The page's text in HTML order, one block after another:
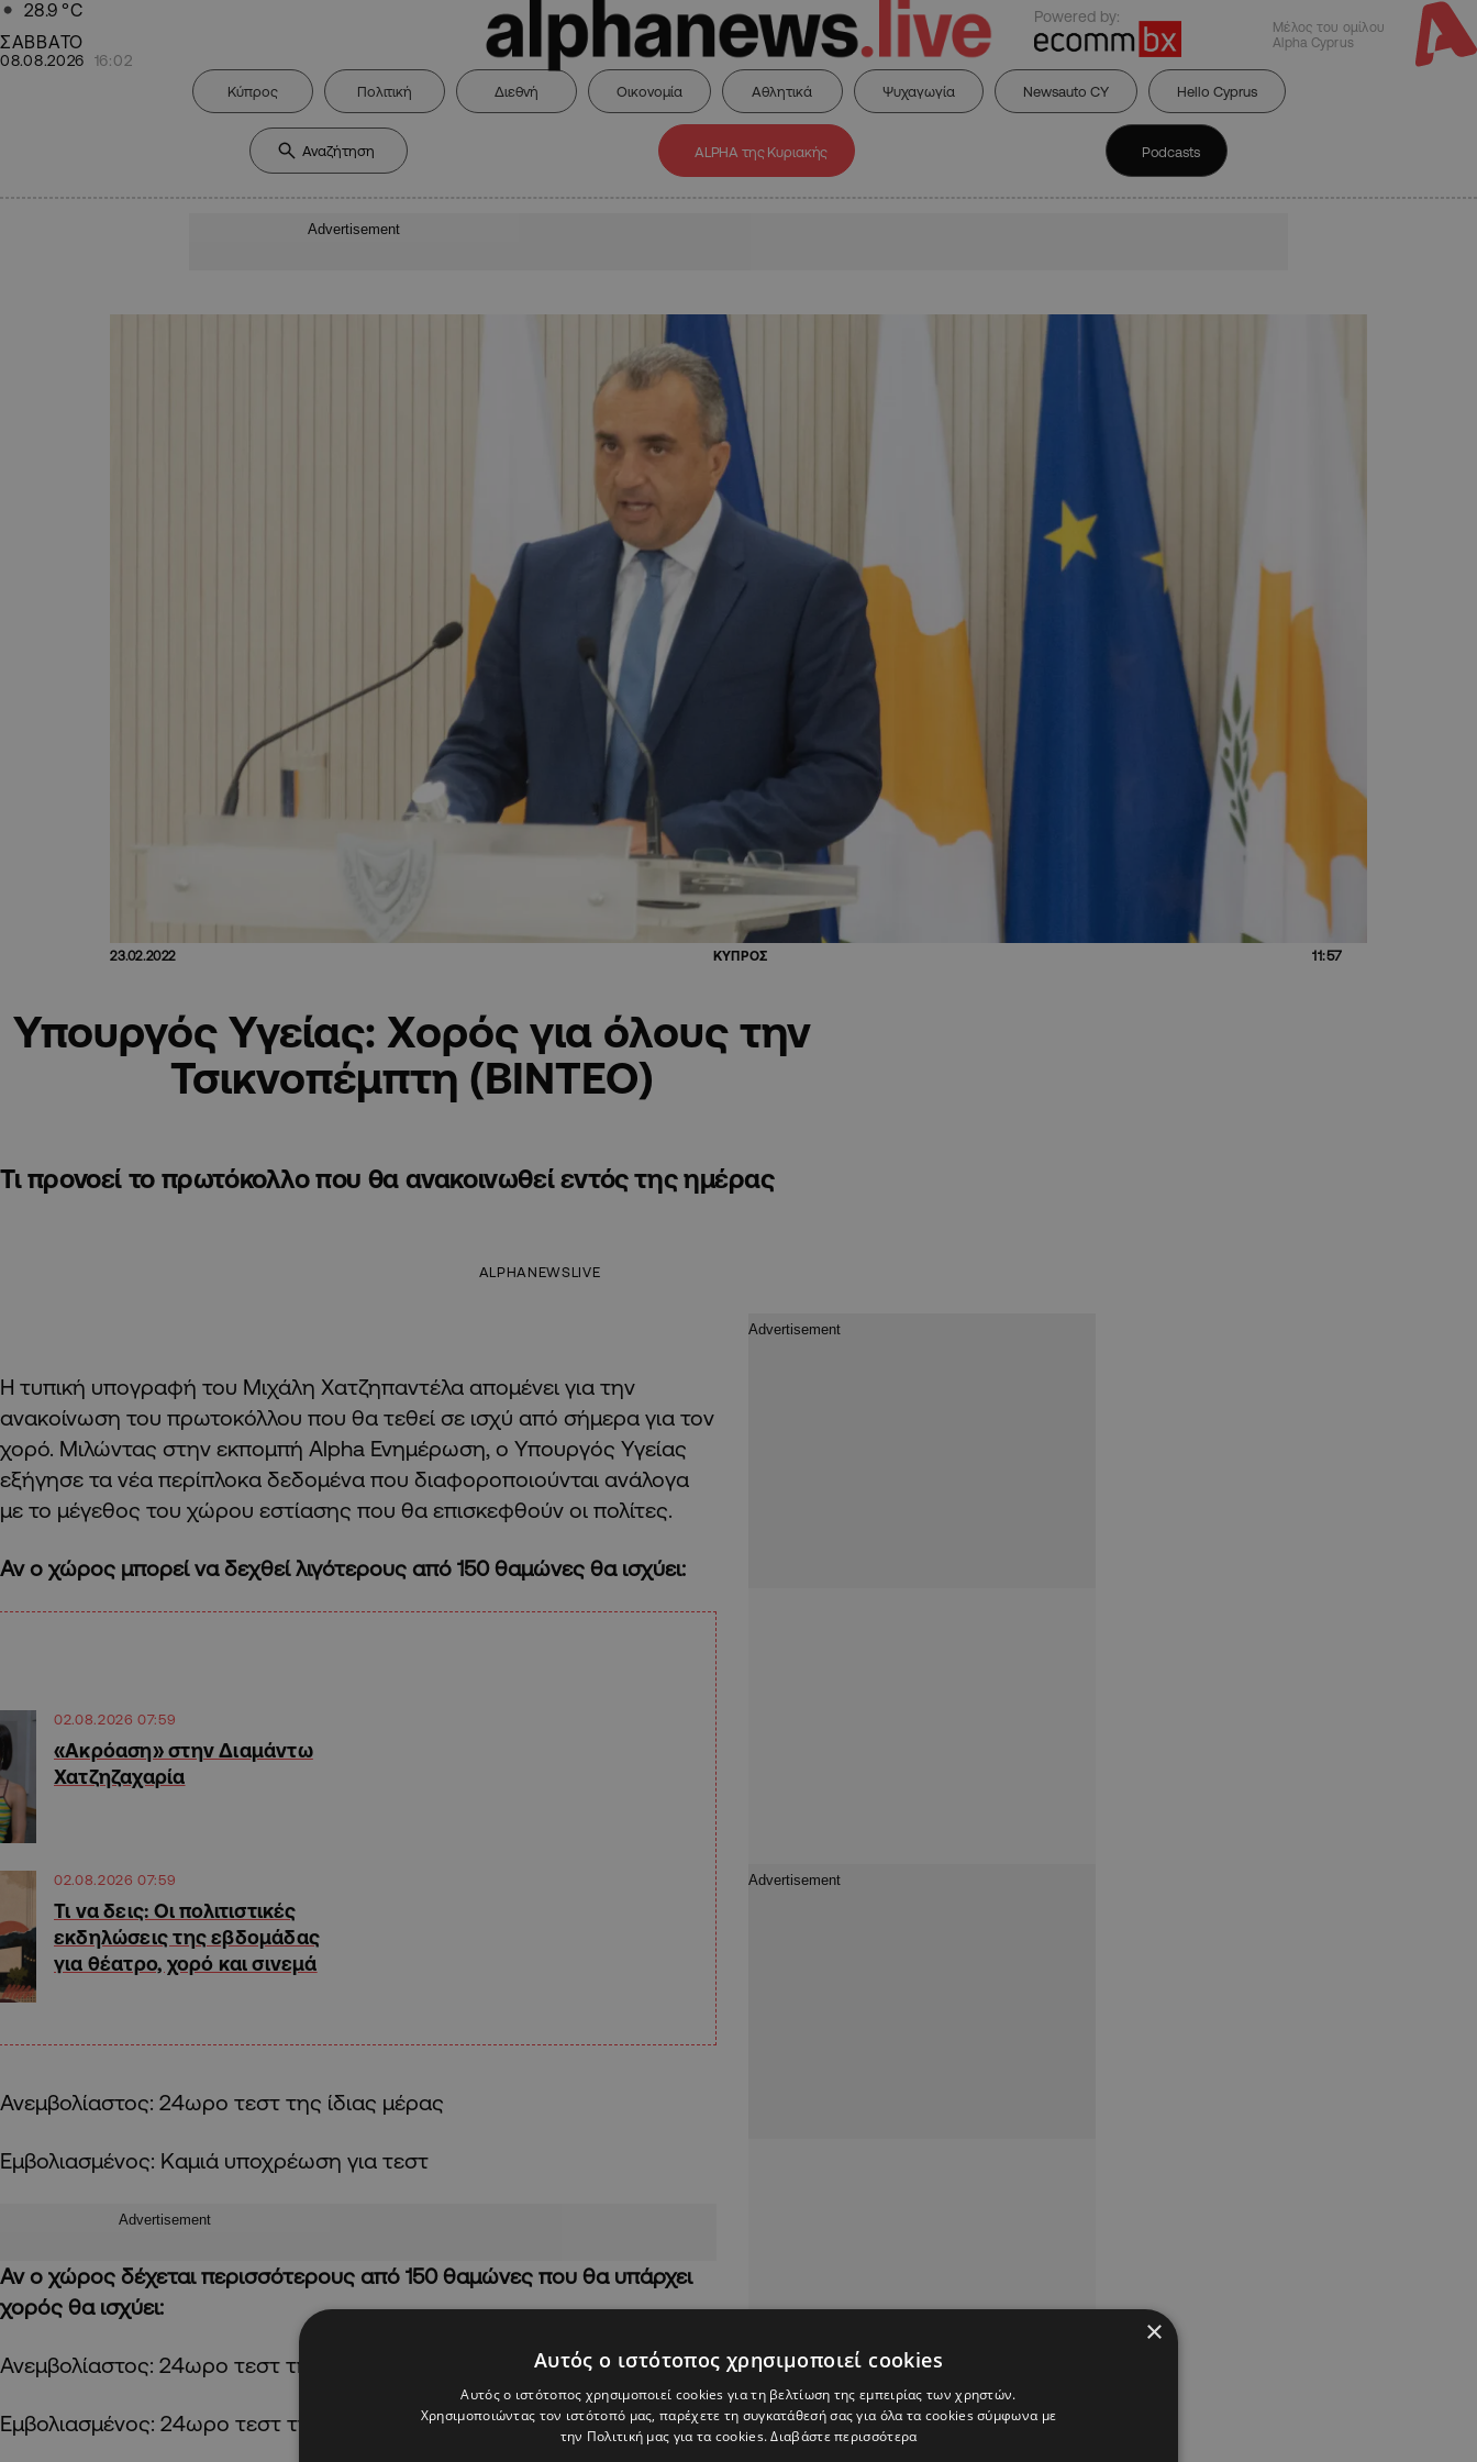
28.9 °C
ΣΑΒΒΑΤΟ
08.08.2026 16:02
Powered by:
Μέλος του ομίλου
Alpha Cyprus
Κύπρος Πολιτική Διεθνή Οικονομία Αθλητικά Ψυχαγωγία Newsauto CY Hello Cyprus
ALPHA της Κυριακής Podcasts
Advertisement
23.02.2022 ΚΥΠΡΟΣ 11:57
Υπουργός Υγείας: Χορός για όλους την
Τσικνοπέμπτη (ΒΙΝΤΕΟ)
Τι προνοεί το πρωτόκολλο που θα ανακοινωθεί εντός της ημέρας
ALPHANEWSLIVE
Η τυπική υπογραφή του Μιχάλη Χατζηπαντέλα απομένει για την
ανακοίνωση του πρωτοκόλλου που θα τεθεί σε ισχύ από σήμερα για τον
χορό. Μιλώντας στην εκπομπή Alpha Ενημέρωση, ο Υπουργός Υγείας
εξήγησε τα νέα περίπλοκα δεδομένα που διαφοροποιούνται ανάλογα
με το μέγεθος του χώρου εστίασης που θα επισκεφθούν οι πολίτες.
Αν ο χώρος μπορεί να δεχθεί λιγότερους από 150 θαμώνες θα ισχύει:
02.08.2026 07:59
«Ακρόαση» στην Διαμάντω
Χατζηζαχαρία
02.08.2026 07:59
Τι να δεις: Οι πολιτιστικές
εκδηλώσεις της εβδομάδας
για θέατρο, χορό και σινεμά
Ανεμβολίαστος: 24ωρο τεστ της ίδιας μέρας
Εμβολιασμένος: Καμιά υποχρέωση για τεστ
Advertisement
Αν ο χώρος δέχεται περισσότερους από 150 θαμώνες που θα υπάρχει
χορός θα ισχύει:
Ανεμβολίαστος: 24ωρο τεστ της ίδιας μέρας
Εμβολιασμένος: 24ωρο τεστ της ίδιας μέρας
×
Αυτός ο ιστότοπος χρησιμοποιεί cookies
Αυτός ο ιστότοπος χρησιμοποιεί cookies για τη βελτίωση της εμπειρίας των χρηστών.
Χρησιμοποιώντας τον ιστότοπό μας, παρέχετε τη συγκατάθεσή σας για όλα τα cookies σύμφωνα με
την Πολιτική μας για τα cookies.Διαβάστε περισσότερα